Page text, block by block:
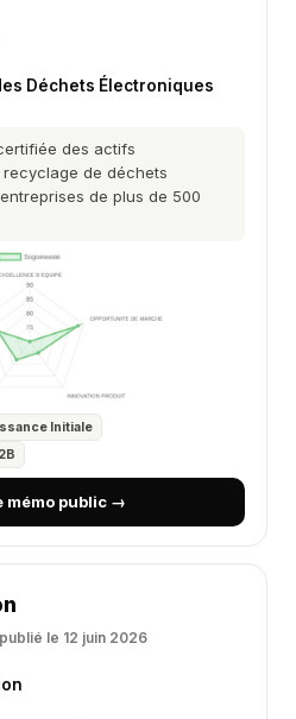
Déchets Électroniques
des actifs
recyclage de déchets
de plus de 500
Initiale
mémo public →
le 12 juin 2026